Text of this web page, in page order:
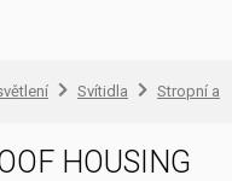
Svítidla Stropní a
HOUSING